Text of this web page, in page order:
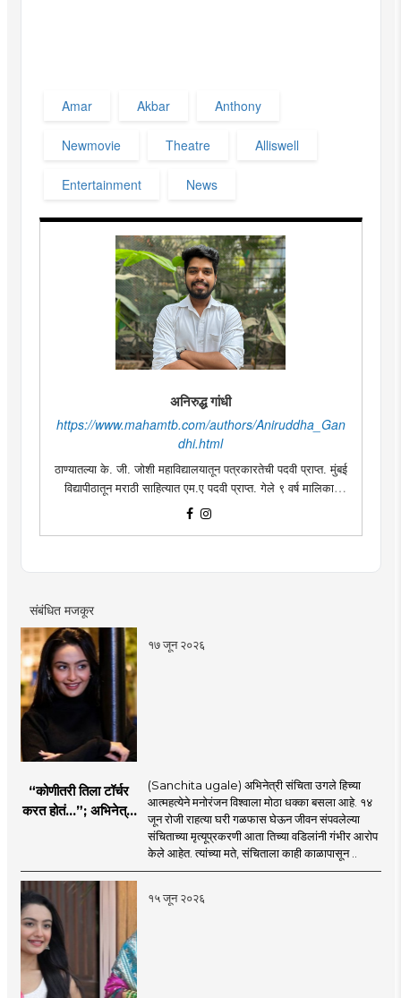
Amar Akbar Anthony
Newmovie Theatre Alliswell
Entertainment News
अनिरुद्ध गांधी
https://www.mahamtb.com/authors/Aniruddha_Gan
dhi.html
ठाण्यातल्या के. जी. जोशी महाविद्यालयातून पत्रकारतेची पदवी प्राप्त. मुंबई
विद्यापीठातून मराठी साहित्यात एम.ए पदवी प्राप्त. गेले ९ वर्ष मालिका,
चित्रपट, नाटक यांमधून काम केले. लघुपट, नाटक लिखाणाची आवड.
संबंधित मजकूर
१७ जून २०२६
“कोणीतरी तिला टॉर्चर
करत होतं...”; अभिनेत्री
(Sanchita ugale) अभिनेत्री संचिता उगले हिच्या
आत्महत्येने मनोरंजन विश्वाला मोठा धक्का बसला आहे. १४
जून रोजी राहत्या घरी गळफास घेऊन जीवन संपवलेल्या
संचिताच्या मृत्यूप्रकरणी आता तिच्या वडिलांनी गंभीर आरोप
केले आहेत. त्यांच्या मते, संचिताला काही काळापासून ..
१५ जून २०२६